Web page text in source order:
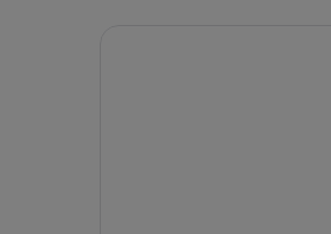
Meer informatie over EL